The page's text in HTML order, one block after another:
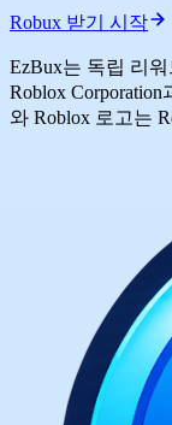
Robux 받기 시작
EzBux는 독립 리워
Roblox
와 Roblox 로고는